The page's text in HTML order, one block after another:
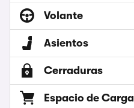
Volante
Asientos
Cerraduras
Espacio de Carga